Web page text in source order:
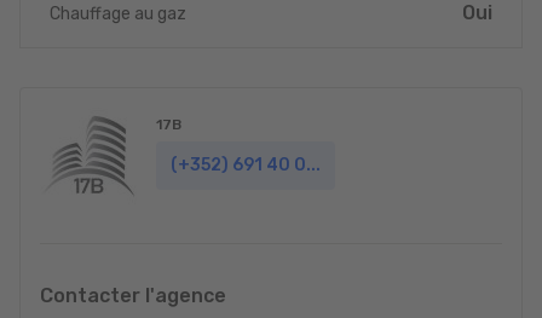
Chauffage au gaz Oui
17B
(+352) 691 40 0...
Contacter l'agence